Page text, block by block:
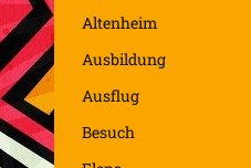
Altenheim
Ausbildung
Ausflug
Besuch